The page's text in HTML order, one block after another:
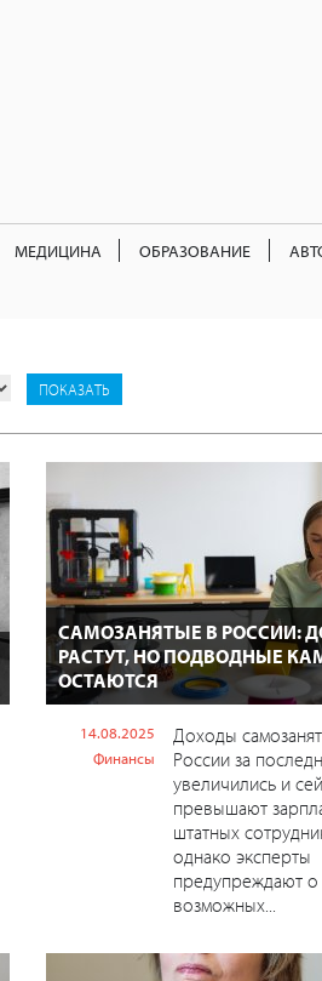
МЕДИЦИНА ОБРАЗОВАНИЕ
САМОЗАНЯТЫЕ В РОССИИ:
РАСТУТ, НО ПОДВОДНЫЕ
ОСТАЮТСЯ
14.08.2025
Финансы
Доходы
России за
увеличились и
превышают
штатных
однако эксперты
предупреждают о
возможных...